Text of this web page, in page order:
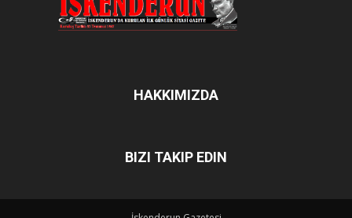
HAKKIMIZDA
BIZI TAKIP EDIN